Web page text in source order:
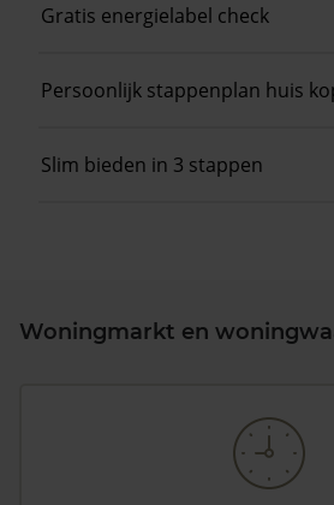
Gratis energielabel check
Persoonlijk stappenplan huis
Slim bieden in 3 stappen
Woningmarkt en